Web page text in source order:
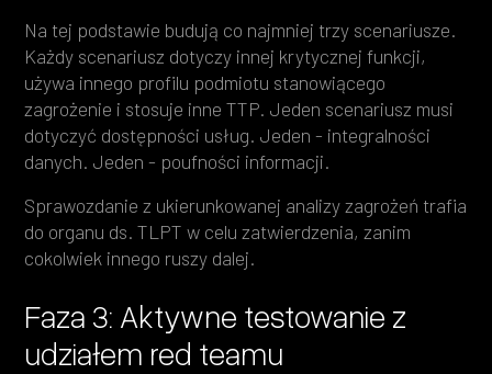
Na tej podstawie budują co najmniej trzy scenariusze.
Każdy scenariusz dotyczy innej krytycznej funkcji,
używa innego profilu podmiotu stanowiącego
zagrożenie i stosuje inne TTP. Jeden scenariusz musi
dotyczyć dostępności usług. Jeden - integralności
danych. Jeden - poufności informacji.
Sprawozdanie z ukierunkowanej analizy zagrożeń trafia
do organu ds. TLPT w celu zatwierdzenia, zanim
cokolwiek innego ruszy dalej.
Faza 3: Aktywne testowanie z
udziałem red teamu